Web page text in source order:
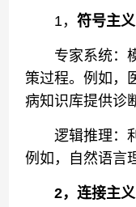
1，符号主
专家系统：模
策过程。例如，
病知识库提供诊
逻辑推理：利
例如，自然语言
2，连接主